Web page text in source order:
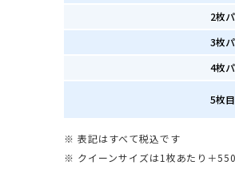
2枚
3枚
4枚
5枚
※ 表記はすべて税込です
※ クイーンサイズは1枚あたり＋